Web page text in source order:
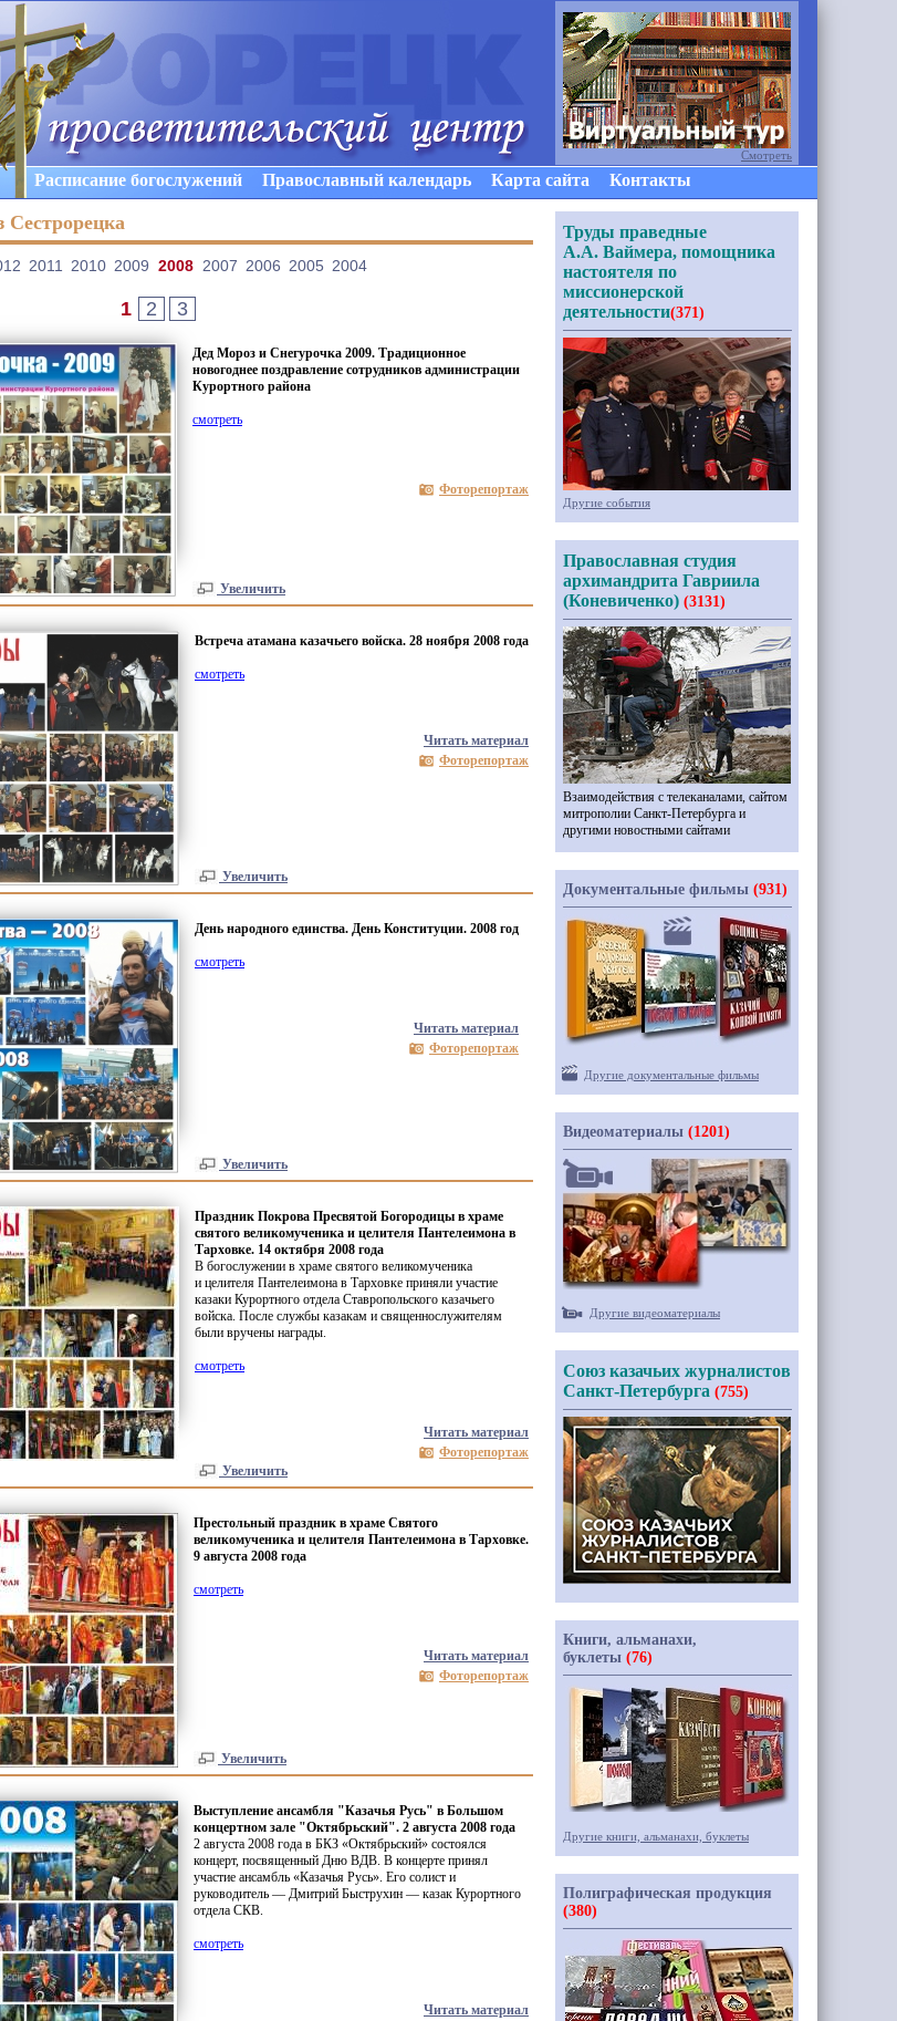
Расписание богослужений Православный календарь Карта сайта Контакты
Сестрорецка
2011 2010 2009 2008 2007 2006 2005 2004
1 2 3
Дед Мороз и Снегурочка 2009. Традиционное
новогоднее поздравление сотрудников администрации
Курортного района
смотреть
Фоторепортаж
Увеличить
Встреча атамана казачьего войска. 28 ноября 2008 года
смотреть
Читать материал
Фоторепортаж
Увеличить
День народного единства. День Конституции. 2008 год
смотреть
Читать материал
Фоторепортаж
Увеличить
Праздник Покрова Пресвятой Богородицы в храме
святого великомученика и целителя Пантелеимона в
Тарховке. 14 октября 2008 года
В богослужении в храме святого великомученика
и целителя Пантелеимона в Тарховке приняли участие
казаки Курортного отдела Ставропольского казачьего
войска. После службы казакам и священнослужителям
были вручены награды.
смотреть
Читать материал
Фоторепортаж
Увеличить
Престольный праздник в храме Святого
великомученика и целителя Пантелеимона в Тарховке.
9 августа 2008 года
смотреть
Читать материал
Фоторепортаж
Увеличить
Выступление ансамбля "Казачья Русь" в Большом
концертном зале "Октябрьский". 2 августа 2008 года
2 августа 2008 года в БКЗ «Октябрьский» состоялся
концерт, посвященный Дню ВДВ. В концерте принял
участие ансамбль «Казачья Русь». Его солист и
руководитель — Дмитрий Быструхин — казак Курортного
отдела СКВ.
смотреть
Читать материал
Смотреть
Труды праведные
А.А. Ваймера, помощника
настоятеля по
миссионерской
деятельности(371)
Другие события
Православная студия
архимандрита Гавриила
(Коневиченко) (3131)
Взаимодействия с телеканалами, сайтом
митрополии Санкт-Петербурга и
другими новостными сайтами
Документальные фильмы (931)
Другие документальные фильмы
Видеоматериалы (1201)
Другие видеоматериалы
Союз казачьих журналистов
Санкт-Петербурга (755)
Книги, альманахи,
буклеты (76)
Другие книги, альманахи, буклеты
Полиграфическая продукция
(380)